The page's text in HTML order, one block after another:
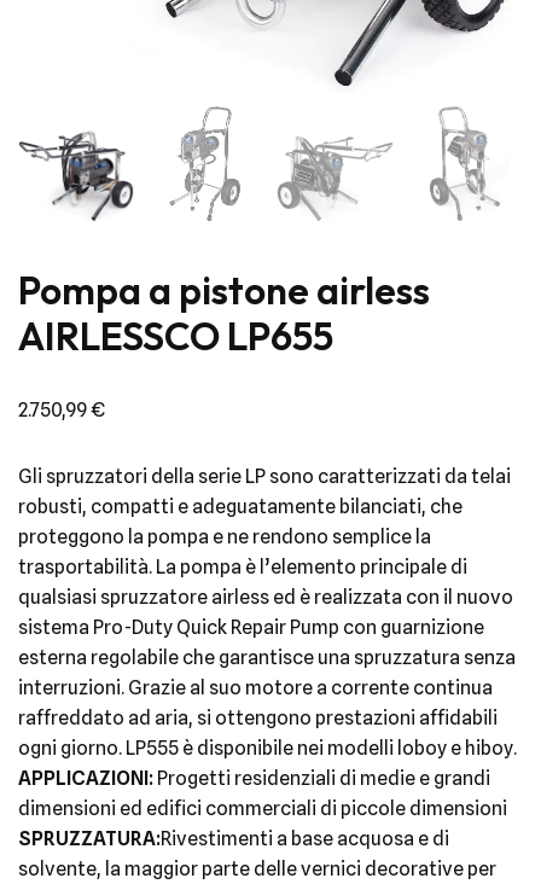
Pompa a pistone airless
AIRLESSCO LP655
2.750,99€
Gli spruzzatori della serie LP sono caratterizzati da telai
robusti, compatti e adeguatamente bilanciati, che
proteggono la pompa e ne rendono semplice la
trasportabilità. La pompa è l’elemento principale di
qualsiasi spruzzatore airless ed è realizzata con il nuovo
sistema Pro-Duty Quick Repair Pump con guarnizione
esterna regolabile che garantisce una spruzzatura senza
interruzioni. Grazie al suo motore a corrente continua
raffreddato ad aria, si ottengono prestazioni affidabili
ogni giorno. LP555 è disponibile nei modelli loboy e hiboy.
APPLICAZIONI: Progetti residenziali di medie e grandi
dimensioni ed edifici commerciali di piccole dimensioni
SPRUZZATURA:Rivestimenti a base acquosa e di
solvente, la maggior parte delle vernici decorative per